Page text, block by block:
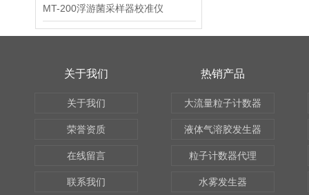
MT-200浮游菌采样器校准仪
关于我们
关于我们
荣誉资质
在线留言
联系我们
热销产品
大流量粒子计数器
液体气溶胶发生器
粒子计数器代理
水雾发生器